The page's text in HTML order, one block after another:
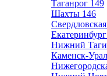
Таганрог 149
Шахты 146
Екатеринбург
Нижний
Каменск-